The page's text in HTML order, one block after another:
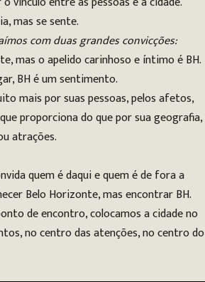
mas se sente.
com duas grandes convicções:
mas o apelido carinhoso e íntimo é BH.
BH é um sentimento.
mais por suas pessoas, pelos afetos,
proporciona do que por sua geografia,
atrações.
quem é daqui e quem é de fora a
Belo Horizonte, mas encontrar BH.
de encontro, colocamos a cidade no
no centro das atenções, no centro do